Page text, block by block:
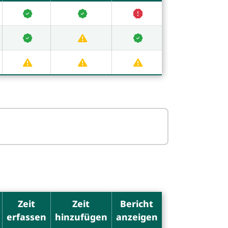
Zeit
erfassen
Zeit
hinzufügen
Bericht
anzeigen